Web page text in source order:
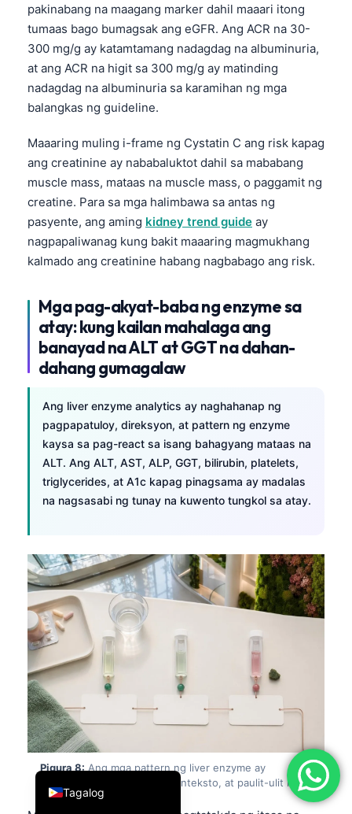
pakinabang na maagang marker dahil maaari itong
tumaas bago bumagsak ang eGFR. Ang ACR na 30-
300 mg/g ay katamtamang nadagdag na albuminuria,
at ang ACR na higit sa 300 mg/g ay matinding
nadagdag na albuminuria sa karamihan ng mga
balangkas ng guideline.
Maaaring muling i-frame ng Cystatin C ang risk kapag
ang creatinine ay nababaluktot dahil sa mababang
muscle mass, mataas na muscle mass, o paggamit ng
creatine. Para sa mga halimbawa sa antas ng
pasyente, ang aming kidney trend guide ay
nagpapaliwanag kung bakit maaaring magmukhang
kalmado ang creatinine habang nagbabago ang risk.
Mga pag-akyat-baba ng enzyme sa
atay: kung kailan mahalaga ang
banayad na ALT at GGT na dahan-
dahang gumagalaw
Ang liver enzyme analytics ay naghahanap ng
pagpapatuloy, direksyon, at pattern ng enzyme
kaysa sa pag-react sa isang bahagyang mataas na
ALT. Ang ALT, AST, ALP, GGT, bilirubin, platelets,
triglycerides, at A1c kapag pinagsama ay madalas
na nagsasabi ng tunay na kuwento tungkol sa atay.
Pigura 8: Ang mga pattern ng liver enzyme ay
nangangailangan ng oras, konteksto, at paulit-ulit na
kumpirmasyon.
Tagalog
English
Deutsch
العربية
Français
עִבְרִית
Italiano
Español
Português
Ελληνικά
Română
简体中文
فارسی
Български
Dansk
Nederlands
हिन्दी
Bahasa Indonesia
Íslenska
Српски језик
Svenska
Bosanski
Azərbaycan dili
Eesti
日本語
Čeština
ქართული
Русский
Lietuvių kalba